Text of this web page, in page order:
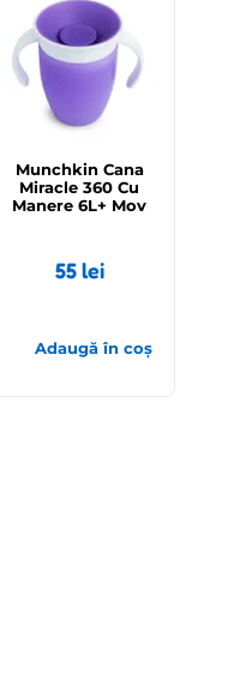
Munchkin Cana
Miracle 360 Cu
Manere 6L+ Mov
55lei
Adaugă în coș